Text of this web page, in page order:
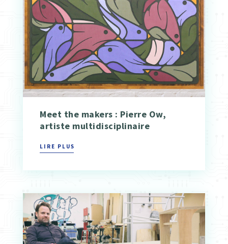
Meet the makers : Pierre Ow,
artiste multidisciplinaire
LIRE PLUS